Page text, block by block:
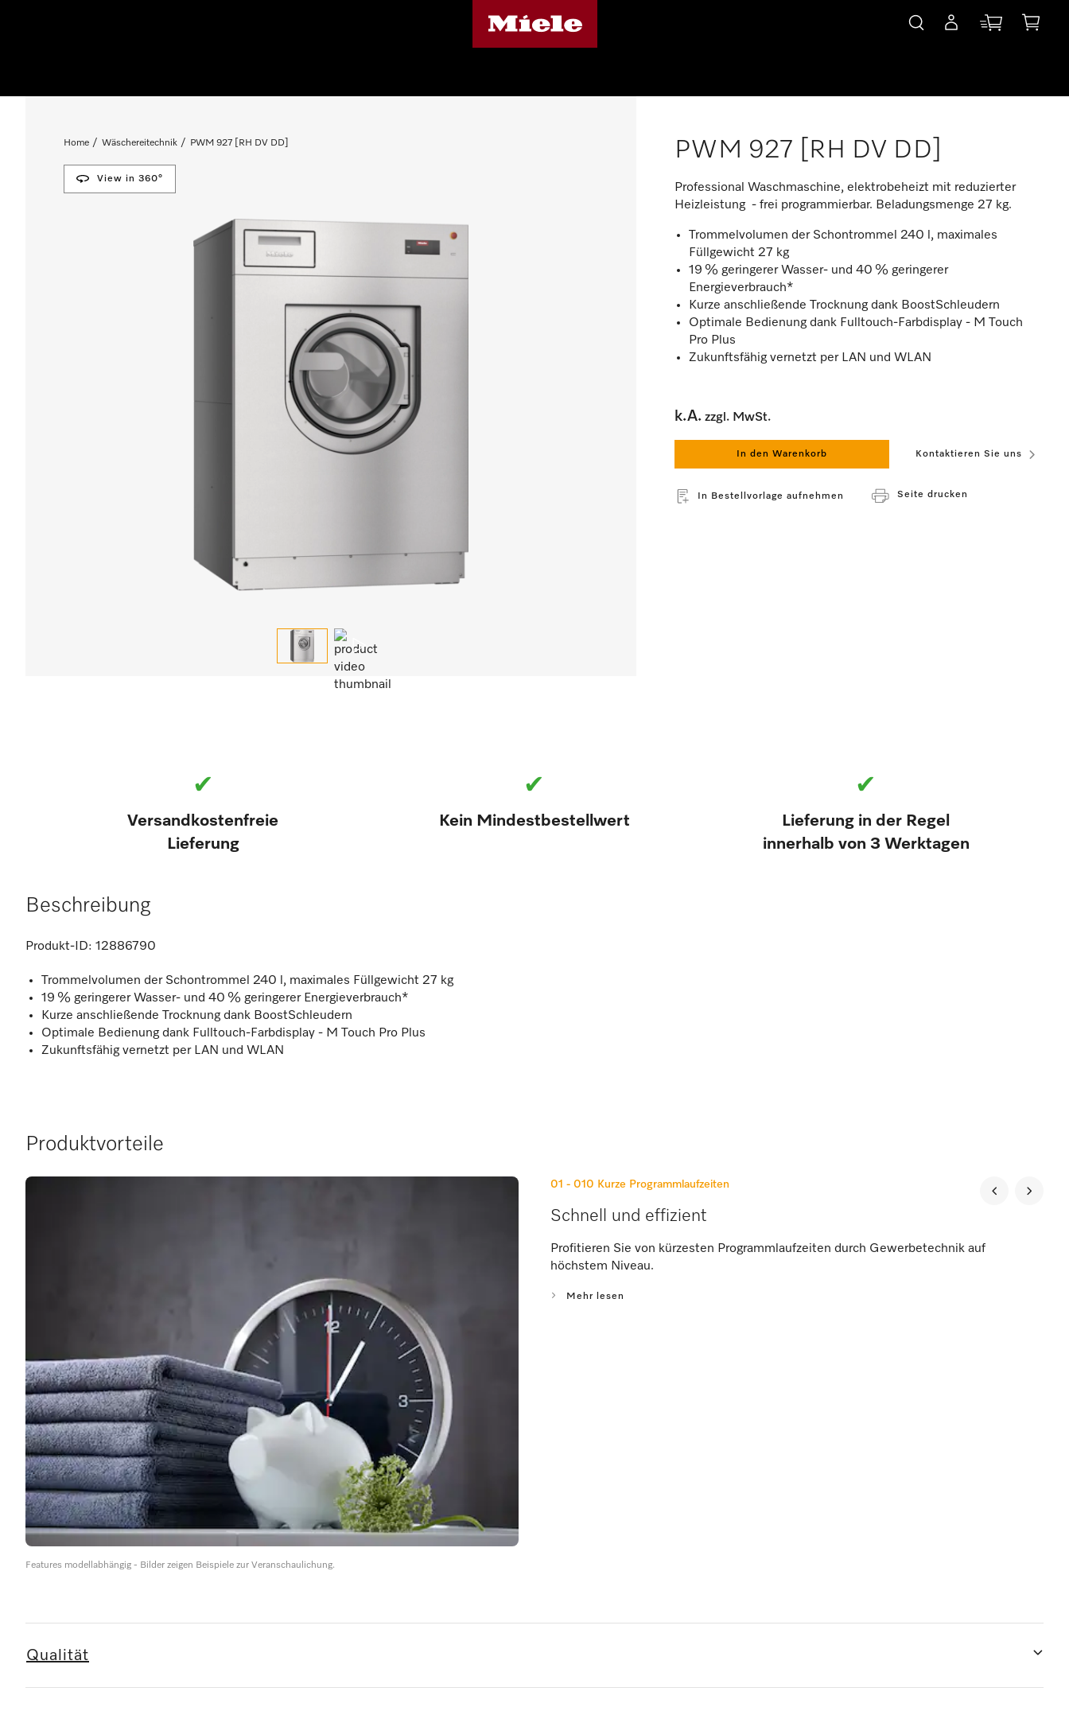
Home Wäschereitechnik PWM 927 [RH DV DD]
View in 360°
PWM 927 [RH DV DD]
Professional Waschmaschine, elektrobeheizt mit reduzierter
Heizleistung - frei programmierbar. Beladungsmenge 27 kg.
Trommelvolumen der Schontrommel 240 l, maximales
Füllgewicht 27 kg
19 % geringerer Wasser- und 40 % geringerer
Energieverbrauch*
Kurze anschließende Trocknung dank BoostSchleudern
Optimale Bedienung dank Fulltouch-Farbdisplay - M Touch
Pro Plus
Zukunftsfähig vernetzt per LAN und WLAN
k.A. zzgl. MwSt.
In den Warenkorb Kontaktieren Sie uns
In Bestellvorlage aufnehmen Seite drucken
✔
Versandkostenfreie
Lieferung
✔
Kein Mindestbestellwert
✔
Lieferung in der Regel
innerhalb von 3 Werktagen
Beschreibung
Produkt-ID: 12886790
Trommelvolumen der Schontrommel 240 l, maximales Füllgewicht 27 kg
19 % geringerer Wasser- und 40 % geringerer Energieverbrauch*
Kurze anschließende Trocknung dank BoostSchleudern
Optimale Bedienung dank Fulltouch-Farbdisplay - M Touch Pro Plus
Zukunftsfähig vernetzt per LAN und WLAN
Produktvorteile
01 - 010 Kurze Programmlaufzeiten
Schnell und effizient
Profitieren Sie von kürzesten Programmlaufzeiten durch Gewerbetechnik auf
höchstem Niveau.
Mehr lesen
Features modellabhängig - Bilder zeigen Beispiele zur Veranschaulichung.
Qualität